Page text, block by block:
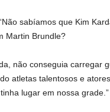
sabíamos que Kim
Martin Brundle?
não conseguia carregar
atletas talentosos e
lugar em nossa grade.”